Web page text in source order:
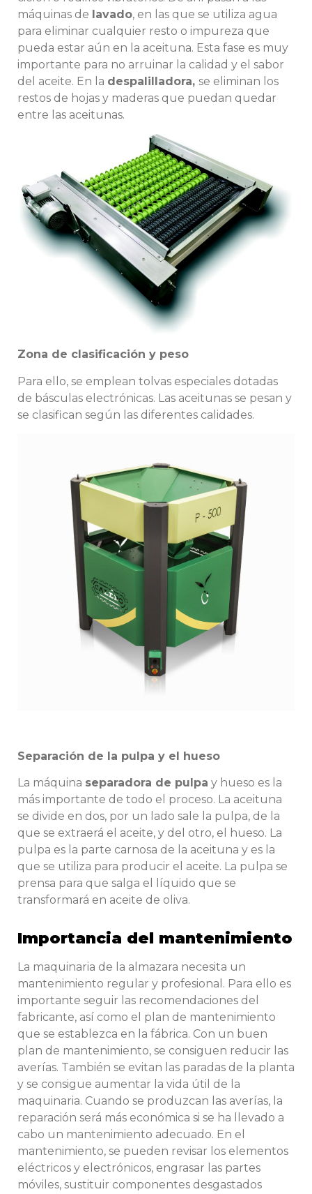
máquinas de lavado, en las que se utiliza agua
para eliminar cualquier resto o impureza que
pueda estar aún en la aceituna. Esta fase es muy
importante para no arruinar la calidad y el sabor
del aceite. En la despalilladora, se eliminan los
restos de hojas y maderas que puedan quedar
entre las aceitunas.
Zona de clasificación y peso
Para ello, se emplean tolvas especiales dotadas
de básculas electrónicas. Las aceitunas se pesan y
se clasifican según las diferentes calidades.
Separación de la pulpa y el hueso
La máquina separadora de pulpa y hueso es la
más importante de todo el proceso. La aceituna
se divide en dos, por un lado sale la pulpa, de la
que se extraerá el aceite, y del otro, el hueso. La
pulpa es la parte carnosa de la aceituna y es la
que se utiliza para producir el aceite. La pulpa se
prensa para que salga el líquido que se
transformará en aceite de oliva.
Importancia del mantenimiento
La maquinaria de la almazara necesita un
mantenimiento regular y profesional. Para ello es
importante seguir las recomendaciones del
fabricante, así como el plan de mantenimiento
que se establezca en la fábrica. Con un buen
plan de mantenimiento, se consiguen reducir las
averías. También se evitan las paradas de la planta
y se consigue aumentar la vida útil de la
maquinaria. Cuando se produzcan las averías, la
reparación será más económica si se ha llevado a
cabo un mantenimiento adecuado. En el
mantenimiento, se pueden revisar los elementos
eléctricos y electrónicos, engrasar las partes
móviles, sustituir componentes desgastados